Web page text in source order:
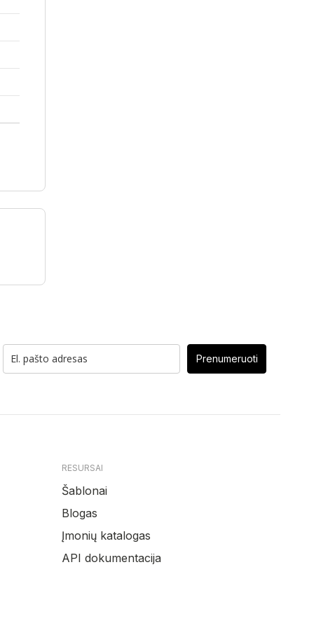
Prenumeruoti
RESURSAI
Šablonai
Blogas
Įmonių katalogas
API dokumentacija